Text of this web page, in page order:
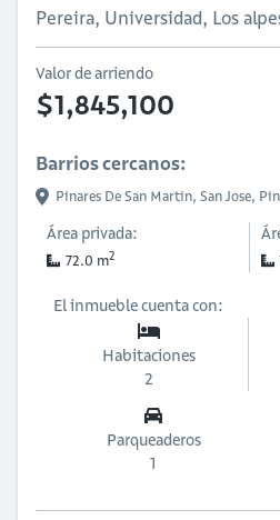
Pereira, Universidad, Los
Valor de arriendo
$1,845,100
Barrios cercanos:
Pinares De San Martin, San Jose,
Área privada:
72.0 m2
El inmueble cuenta con:
Habitaciones
2
Parqueaderos
1